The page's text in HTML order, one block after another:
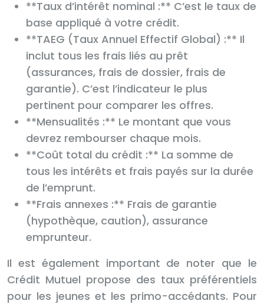
**Taux d’intérêt nominal :** C’est le taux de
base appliqué à votre crédit.
**TAEG (Taux Annuel Effectif Global) :** Il
inclut tous les frais liés au prêt
(assurances, frais de dossier, frais de
garantie). C’est l’indicateur le plus
pertinent pour comparer les offres.
**Mensualités :** Le montant que vous
devrez rembourser chaque mois.
**Coût total du crédit :** La somme de
tous les intérêts et frais payés sur la durée
de l’emprunt.
**Frais annexes :** Frais de garantie
(hypothèque, caution), assurance
emprunteur.
Il est également important de noter que le
Crédit Mutuel propose des taux préférentiels
pour les jeunes et les primo-accédants. Pour